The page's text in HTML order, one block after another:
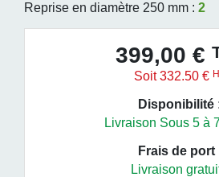
Reprise en diamètre 250 mm : 2
399,00 €
Soit 332.50 €
Disponibilité
Livraison Sous 5 à
Frais de port
Livraison